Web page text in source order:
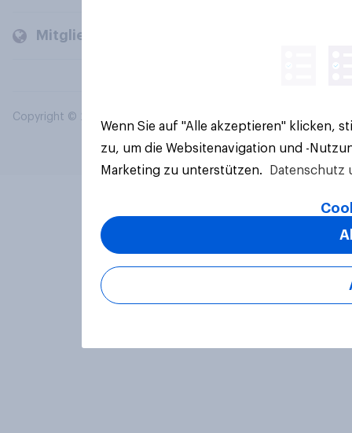
Mitglieder und Kunden
Copyright © 2026 YouGov PLC. Alle Rechte vorbehalten.
Wenn Sie auf "Alle akzeptieren" klicken,
zu, um die Websitenavigation und -
Marketing zu unterstützen.
Datenschutz